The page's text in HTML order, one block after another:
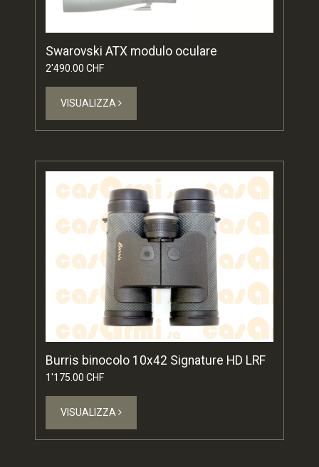
Swarovski ATX modulo oculare
2'490.00 CHF
VISUALIZZA
Burris binocolo 10x42 Signature HD LRF
1'175.00 CHF
VISUALIZZA